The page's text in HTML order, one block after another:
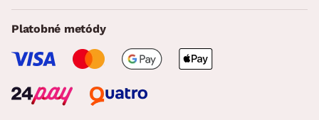
Platobné metódy